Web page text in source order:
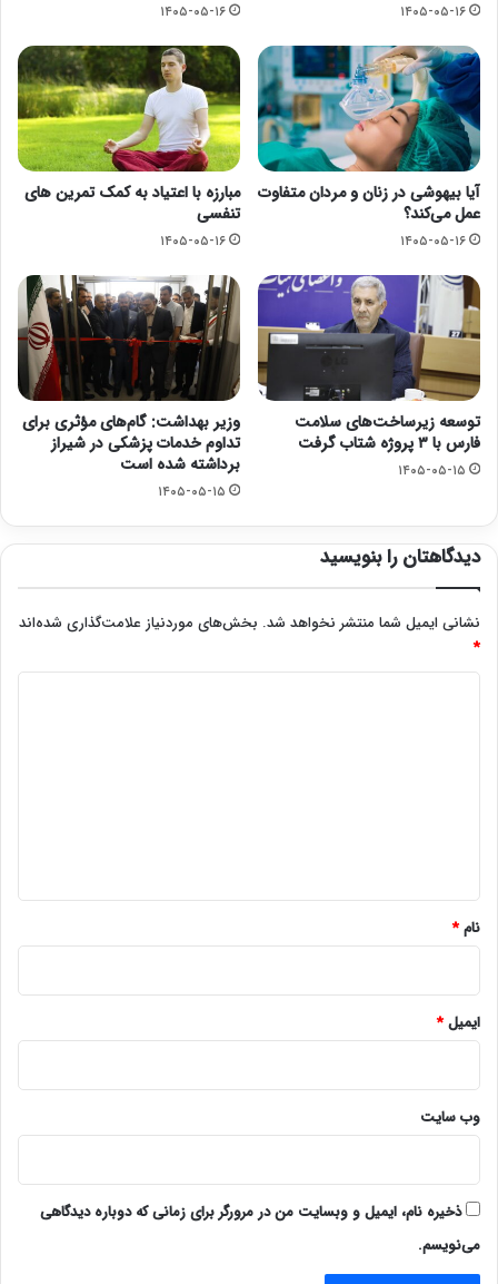
۱۴۰۵-۰۵-۱۶ ۱۴۰۵-۰۵-۱۶
آیا بیهوشی در زنان و مردان متفاوت
عمل می‌کند؟
۱۴۰۵-۰۵-۱۶
مبارزه با اعتیاد به کمک تمرین های
تنفسی
۱۴۰۵-۰۵-۱۶
توسعه زیرساخت‌های سلامت
فارس با ۳ پروژه شتاب گرفت
۱۴۰۵-۰۵-۱۵
وزیر بهداشت: گام‌های مؤثری برای
تداوم خدمات پزشکی در شیراز
برداشته شده است
۱۴۰۵-۰۵-۱۵
دیدگاهتان را بنویسید
نشانی ایمیل شما منتشر نخواهد شد. بخش‌های موردنیاز علامت‌گذاری شده‌اند
*
نام*
ایمیل*
وب‌ سایت
ذخیره نام، ایمیل و وبسایت من در مرورگر برای زمانی که دوباره دیدگاهی
می‌نویسم.